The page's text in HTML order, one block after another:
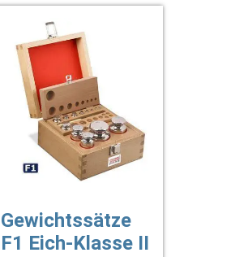
Gewichtssätze
F1 Eich-Klasse II